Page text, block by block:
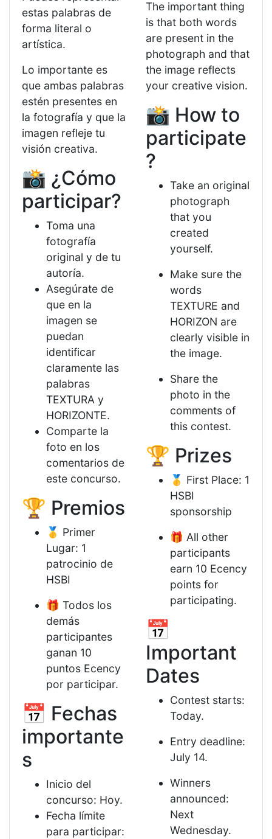
estas palabras de
forma literal o
artística.
Lo importante es
que ambas palabras
estén presentes en
la fotografía y que la
imagen refleje tu
visión creativa.
📸 ¿Cómo
participar?
Toma una
fotografía
original y de tu
autoría.
Asegúrate de
que en la
imagen se
puedan
identificar
claramente las
palabras
TEXTURA y
HORIZONTE.
Comparte la
foto en los
comentarios de
este concurso.
🏆 Premios
🥇 Primer
Lugar: 1
patrocinio de
HSBI
🎁 Todos los
demás
participantes
ganan 10
puntos Ecency
por participar.
📅 Fechas
importante
s
Inicio del
concurso: Hoy.
Fecha límite
para participar:
The important thing
is that both words
are present in the
photograph and that
the image reflects
your creative vision.
📸 How to
participate
?
Take an original
photograph
that you
created
yourself.
Make sure the
words
TEXTURE and
HORIZON are
clearly visible in
the image.
Share the
photo in the
comments of
this contest.
🏆 Prizes
🥇 First Place: 1
HSBI
sponsorship
🎁 All other
participants
earn 10 Ecency
points for
participating.
📅
Important
Dates
Contest starts:
Today.
Entry deadline:
July 14.
Winners
announced:
Next
Wednesday.